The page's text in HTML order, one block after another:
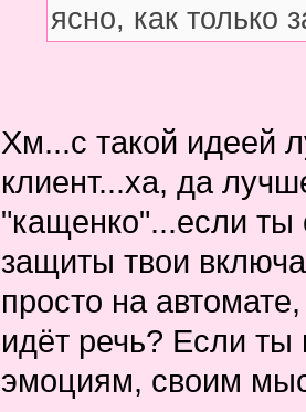
ясно, как только
Хм...с такой идеей
клиент...ха, да
"кащенко"...если ты
защиты твои
просто на
идёт речь? Если ты
эмоциям, своим